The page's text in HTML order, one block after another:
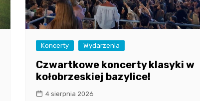
Koncerty Wydarzenia
Czwartkowe koncerty klasyki w
kołobrzeskiej bazylice!
4 sierpnia 2026